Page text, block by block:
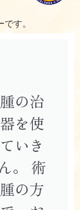
す。
の治
を使
いき
。 術
の方